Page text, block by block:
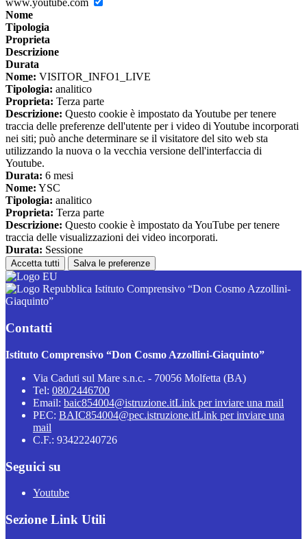
www.youtube.com
Nome
Tipologia
Proprieta
Descrizione
Durata
Nome: VISITOR_INFO1_LIVE
Tipologia: analitico
Proprieta: Terza parte
Descrizione: Questo cookie è impostato da Youtube per tenere
traccia delle preferenze dell'utente per i video di Youtube incorporati
nei siti; può anche determinare se il visitatore del sito web sta
utilizzando la nuova o la vecchia versione dell'interfaccia di
Youtube.
Durata: 6 mesi
Nome: YSC
Tipologia: analitico
Proprieta: Terza parte
Descrizione: Questo cookie è impostato da YouTube per tenere
traccia delle visualizzazioni dei video incorporati.
Durata: Sessione
Accetta tutti Salva le preferenze
Istituto Comprensivo “Don Cosmo Azzollini-
Giaquinto”
Contatti
Istituto Comprensivo “Don Cosmo Azzollini-Giaquinto”
Via Caduti sul Mare s.n.c. - 70056 Molfetta (BA)
Tel: 080/2446700
Email: baic854004@istruzione.itLink per inviare una mail
PEC: BAIC854004@pec.istruzione.itLink per inviare una
mail
C.F.: 93422240726
Seguici su
Youtube
Sezione Link Utili